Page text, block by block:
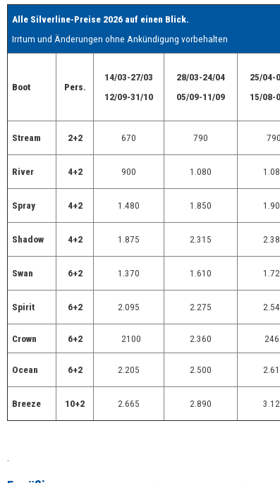
Alle Silverline-Preise 2026 auf einen Blick.
Irrtum und Änderungen ohne Ankündigung vorbehalten
Boot Pers.
14/03-27/03
12/09-31/10
28/03-24/04
05/09-11/09
25/04-
15/08-
Stream 2+2 670 790 790
River 4+2 900 1.080
Spray 4+2 1.480 1.850
Shadow 4+2 1.875 2.315
Swan 6+2 1.370 1.610
Spirit 6+2 2.095 2.275
Crown 6+2 2100 2.360
Ocean 6+2 2.205 2.500
Breeze 10+2 2.665 2.890
.